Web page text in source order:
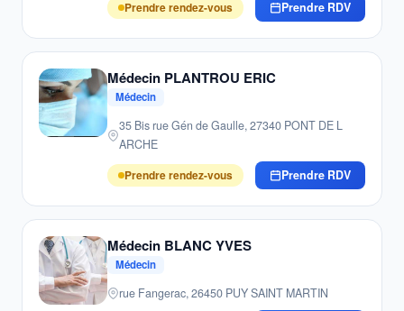
Prendre rendez-vous
Prendre RDV
Médecin PLANTROU ERIC
Médecin
35 Bis rue Gén de Gaulle, 27340 PONT DE L
ARCHE
Prendre rendez-vous
Prendre RDV
Médecin BLANC YVES
Médecin
rue Fangerac, 26450 PUY SAINT MARTIN